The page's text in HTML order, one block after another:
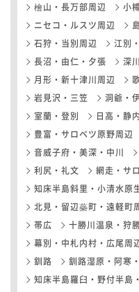
檜山・長万部周辺 小
ニセコ・ルスツ周辺
石狩・当別周辺 江別
長沼・由仁・夕張 深
月形・新十津川周辺
岩見沢・三笠 洞爺・
室蘭・登別 日高・静
豊富・サロベツ原野周辺
音威子府・美深・中川
利尻・礼文 網走・サ
知床半島斜里・小清水原
北見・留辺蘂町・遠軽町
帯広 十勝川温泉・狩
幕別・中札内村・広尾周
釧路 釧路湿原・阿寒
知床半島羅臼・野付半島